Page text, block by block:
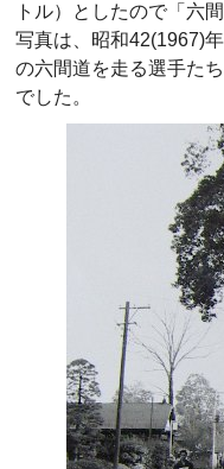
トル）としたので「六
写真は、昭和42(1967)
の六間道を走る選手た
でした。